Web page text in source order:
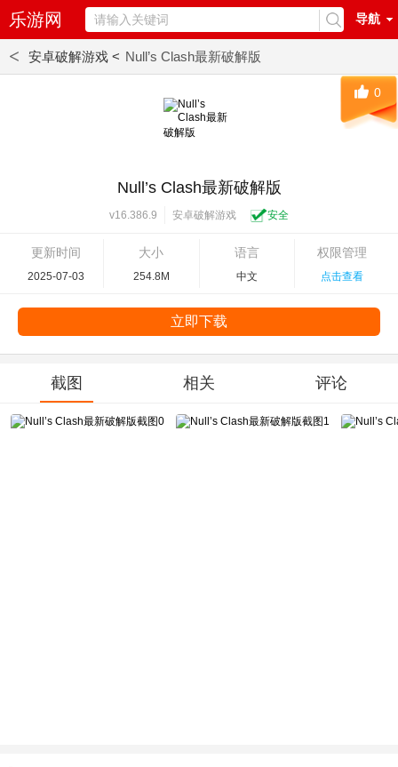
乐游网 导航
< 安卓破解游戏 < Null’s Clash最新破解版
Null’s Clash最新破解版
v16.386.9 安卓破解游戏 安全
更新时间
2025-07-03
大小
254.8M
语言
中文
权限管理
点击查看
0
立即下载
截图 相关 评论